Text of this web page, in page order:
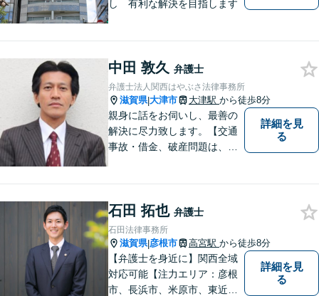
し 有利な解決を目指します
中田 敦久 弁護士
弁護士法人関西はやぶさ法律事務所
滋賀県|大津市 大津駅 から徒歩8分
親身に話をお伺いし、最善の
解決に尽力致します。【交通
事故・借金、破産問題は、初
あり】
詳細を見
る
石田 拓也 弁護士
石田法律事務所
滋賀県|彦根市 高宮駅 から徒歩8分
【弁護士を身近に】関西全域
対応可能【注力エリア：彦根
市、長浜市、米原市、東近江
詳細を見
る